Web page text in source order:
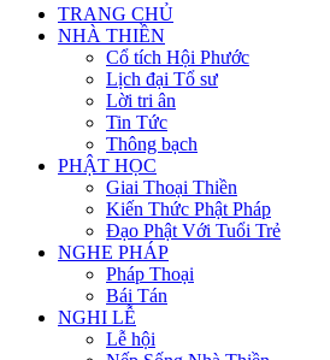
TRANG CHỦ
NHÀ THIỀN
Cổ tích Hội Phước
Lịch đại Tổ sư
Lời tri ân
Tin Tức
Thông bạch
PHẬT HỌC
Giai Thoại Thiền
Kiến Thức Phật Pháp
Đạo Phật Với Tuổi Trẻ
NGHE PHÁP
Pháp Thoại
Bái Tán
NGHI LỄ
Lễ hội